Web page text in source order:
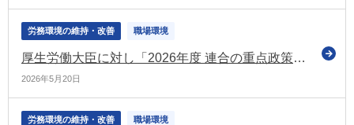
労務環境の維持・改善 職場環境
厚生労働大臣に対し「2026年度 連合の重点政策」について要請（連合）
2026年5月20日
労務環境の維持・改善 職場環境